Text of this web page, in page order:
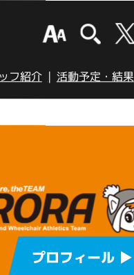
フ紹介 活動予定・結果
プロフィール ▶︎